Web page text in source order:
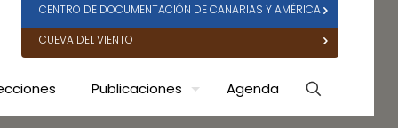
Publicaciones Agenda
CENTRO DE DOCUMENTACIÓN DE CANARIAS Y AMÉRICA
CUEVA DEL VIENTO